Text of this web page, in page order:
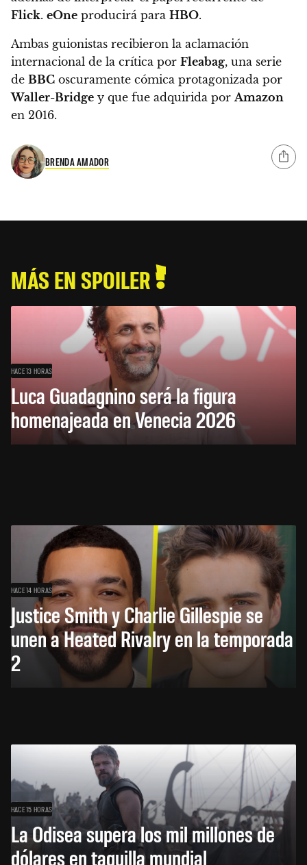
Flick. eOne producirá para HBO.
Ambas guionistas recibieron la aclamación
internacional de la crítica por Fleabag, una serie
de BBC oscuramente cómica protagonizada por
Waller-Bridge y que fue adquirida por Amazon
en 2016.
BRENDA AMADOR
MÁS EN SPOILER
HACE 13 HORAS
Luca Guadagnino será la figura
homenajeada en Venecia 2026
HACE 14 HORAS
Justice Smith y Charlie Gillespie se
unen a Heated Rivalry en la temporada
2
HACE 15 HORAS
La Odisea supera los mil millones de
dólares en taquilla mundial